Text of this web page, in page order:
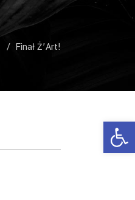
/ Finał Ż’Art!